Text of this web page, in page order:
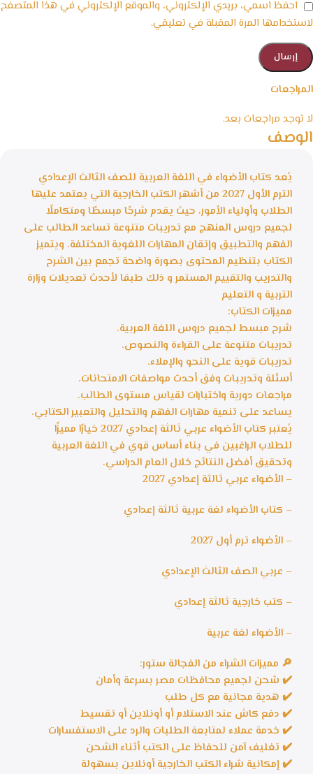
المراجعات
لا توجد مراجعات بعد.
احفظ اسمي، بريدي الإلكتروني، والموقع الإلكتروني في هذا المتصفح
لاستخدامها المرة المقبلة في تعليقي.
الوصف
يُعد كتاب الأضواء في اللغة العربية للصف الثالث الإعدادي
الترم الأول 2027 من أشهر الكتب الخارجية التي يعتمد عليها
الطلاب وأولياء الأمور، حيث يقدم شرحًا مبسطًا ومتكاملًا
لجميع دروس المنهج مع تدريبات متنوعة تساعد الطالب على
الفهم والتطبيق وإتقان المهارات اللغوية المختلفة. ويتميز
الكتاب بتنظيم المحتوى بصورة واضحة تجمع بين الشرح
والتدريب والتقييم المستمر و ذلك طبقا لأحدث تعديلات وزارة
التربية و التعليم
مميزات الكتاب:
شرح مبسط لجميع دروس اللغة العربية.
تدريبات متنوعة على القراءة والنصوص.
تدريبات قوية على النحو والإملاء.
أسئلة وتدريبات وفق أحدث مواصفات الامتحانات.
مراجعات دورية واختبارات لقياس مستوى الطالب.
يساعد على تنمية مهارات الفهم والتحليل والتعبير الكتابي.
يُعتبر كتاب الأضواء عربي ثالثة إعدادي 2027 خيارًا مميزًا
للطلاب الراغبين في بناء أساس قوي في اللغة العربية
وتحقيق أفضل النتائج خلال العام الدراسي.
– الأضواء عربي ثالثة إعدادي 2027
– كتاب الأضواء لغة عربية ثالثة إعدادي
– الأضواء ترم أول 2027
– عربي الصف الثالث الإعدادي
– كتب خارجية ثالثة إعدادي
– الأضواء لغة عربية
🔎 مميزات الشراء من الفجالة ستور:
✔️ شحن لجميع محافظات مصر بسرعة وأمان
✔️ هدية مجانية مع كل طلب
✔️ دفع كاش عند الاستلام أو أونلاين أو تقسيط
✔️ خدمة عملاء لمتابعة الطلبات والرد على الاستفسارات
✔️ تغليف آمن للحفاظ على الكتب أثناء الشحن
✔️ إمكانية شراء الكتب الخارجية أونلاين بسهولة